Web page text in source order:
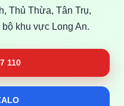
Thủ Thừa, Tân Trụ,
khu vực Long An.
110